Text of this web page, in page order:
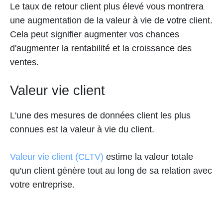
Le taux de retour client plus élevé vous montrera
une augmentation de la valeur à vie de votre client.
Cela peut signifier augmenter vos chances
d'augmenter la rentabilité et la croissance des
ventes.
Valeur vie client
L'une des mesures de données client les plus
connues est la valeur à vie du client.
Valeur vie client (CLTV) estime la valeur totale
qu'un client génère tout au long de sa relation avec
votre entreprise.